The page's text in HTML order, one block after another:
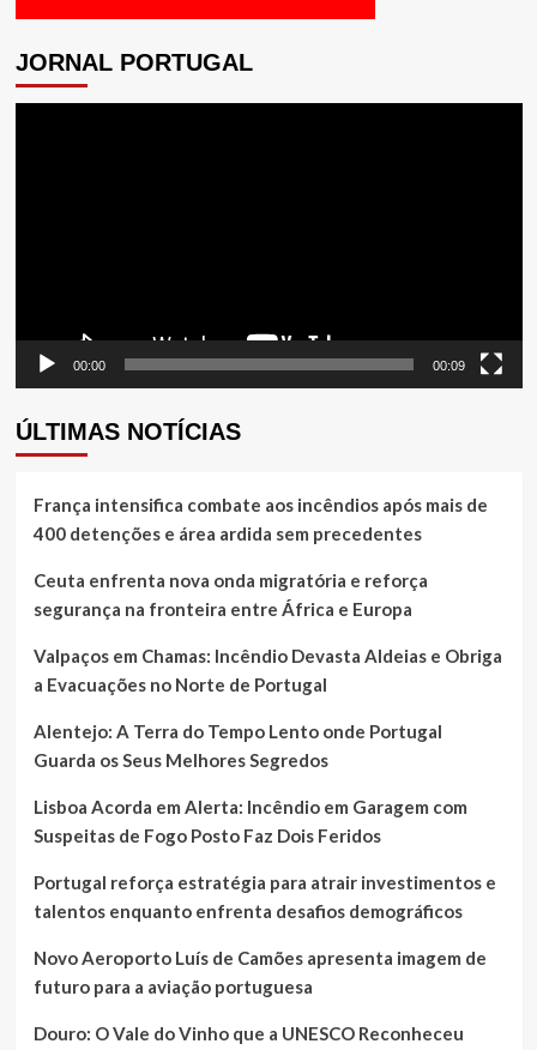
JORNAL PORTUGAL
00:00 00:09
ÚLTIMAS NOTÍCIAS
França intensifica combate aos incêndios após mais de
400 detenções e área ardida sem precedentes
Ceuta enfrenta nova onda migratória e reforça
segurança na fronteira entre África e Europa
Valpaços em Chamas: Incêndio Devasta Aldeias e Obriga
a Evacuações no Norte de Portugal
Alentejo: A Terra do Tempo Lento onde Portugal
Guarda os Seus Melhores Segredos
Lisboa Acorda em Alerta: Incêndio em Garagem com
Suspeitas de Fogo Posto Faz Dois Feridos
Portugal reforça estratégia para atrair investimentos e
talentos enquanto enfrenta desafios demográficos
Novo Aeroporto Luís de Camões apresenta imagem de
futuro para a aviação portuguesa
Douro: O Vale do Vinho que a UNESCO Reconheceu